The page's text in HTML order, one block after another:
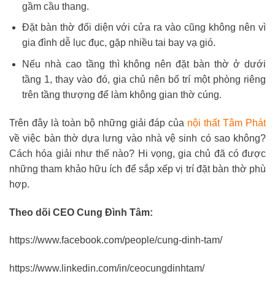
gầm cầu thang.
Đặt bàn thờ đối diện với cửa ra vào cũng không nên vì
gia đình dễ lục đục, gặp nhiều tai bay vạ gió.
Nếu nhà cao tầng thì không nên đặt bàn thờ ở dưới
tầng 1, thay vào đó, gia chủ nên bố trí một phòng riêng
trên tầng thượng để làm không gian thờ cúng.
Trên đây là toàn bộ những giải đáp của nội thất Tâm Phát
về việc bàn thờ dựa lưng vào nhà vệ sinh có sao không?
Cách hóa giải như thế nào? Hi vọng, gia chủ đã có được
những tham khảo hữu ích để sắp xếp vị trí đặt bàn thờ phù
hợp.
Theo dõi CEO Cung Đình Tâm:
https://www.facebook.com/people/cung-dinh-tam/
https://www.linkedin.com/in/ceocungdinhtam/